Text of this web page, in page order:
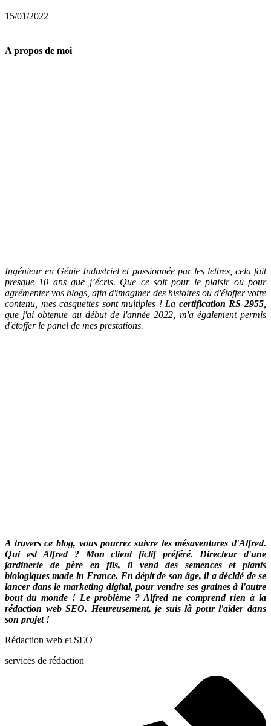
15/01/2022
A propos de moi
Ingénieur en Génie Industriel et passionnée par les lettres, cela fait
presque 10 ans que j’écris. Que ce soit pour le plaisir ou pour
agrémenter vos blogs, afin d'imaginer des histoires ou d'étoffer votre
contenu, mes casquettes sont multiples ! La certification RS 2955
que j'ai obtenue au début de l'année 2022, m'a également permis
d'étoffer le panel de mes prestations.
A travers ce blog, vous pourrez suivre les mésaventures d'Alfred.
Qui est Alfred ? Mon client fictif préféré. Directeur d'une
jardinerie de père en fils, il vend des semences et plants
biologiques made in France. En dépit de son âge, il a décidé de se
lancer dans le marketing digital, pour vendre ses graines à l'autre
bout du monde ! Le problème ? Alfred ne comprend rien à la
rédaction web SEO. Heureusement, je suis là pour l'aider dans
son projet !
Rédaction web et SEO
services de rédaction